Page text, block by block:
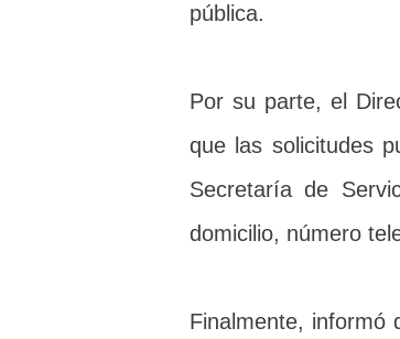
pública.
Por su parte, el
que las solicitudes
Secretaría de
domicilio, número
Finalmente, informó